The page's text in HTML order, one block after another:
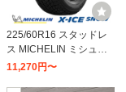
225/60R16 スタッドレ
ス MICHELIN ミシュラ
ン X-ICE SNOW 225/60-
11,270円〜